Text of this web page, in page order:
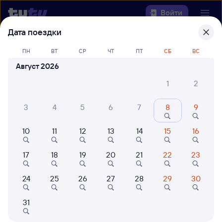
Войти
Выберите день, чтобы найтиж/д
билеты Калининград Пасс Южный —
Каменская
Когда
Кто едет
Дата поездки
ПН ВТ СР ЧТ ПТ СБ ВС
Август 2026
1
2
3 4 5 6 7 8 9
10 11 12 13 14 15 16
17 18 19 20 21 22 23
24 25 26 27 28 29 30
31